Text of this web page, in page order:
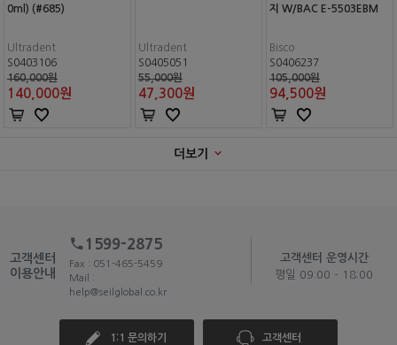
0ml) (#685)
Ultradent
S0403106
160,000원
140,000원
Ultradent
S0405051
55,000원
47,300원
지 W/BAC E-5503EBM
Bisco
S0406237
105,000원
94,500원
더보기
고객센터
이용안내
1599-2875
Fax : 051-465-5459
Mail :
help@seilglobal.co.kr
고객센터 운영시간
평일 09:00 - 18:00
1:1 문의하기 고객센터